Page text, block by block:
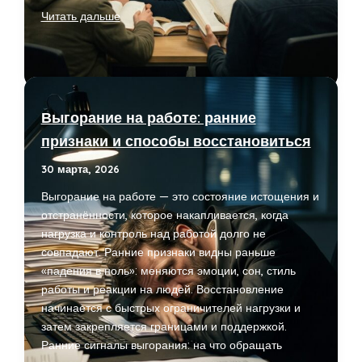
Почему
читают
культурные
привычки
в
эпоху
видео
Читать дальше
Выгорание на работе: ранние
признаки и способы восстановиться
30 марта, 2026
Выгорание на работе — это состояние истощения и
отстранённости, которое накапливается, когда
нагрузка и контроль над работой долго не
совпадают. Ранние признаки видны раньше
«падения в ноль»: меняются эмоции, сон, стиль
работы и реакции на людей. Восстановление
начинается с быстрых ограничителей нагрузки и
затем закрепляется границами и поддержкой.
Ранние сигналы выгорания: на что обращать